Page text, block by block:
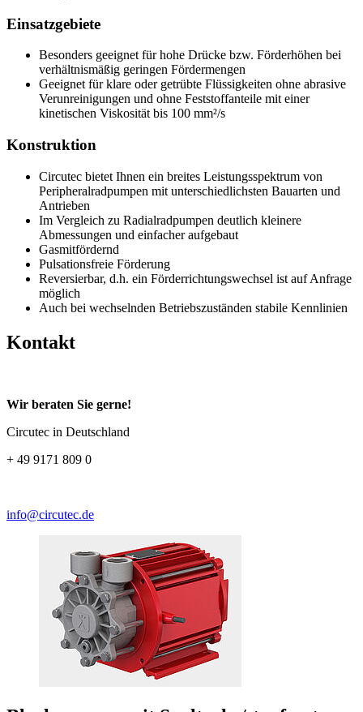
Einsatzgebiete
Besonders geeignet für hohe Drücke bzw. Förderhöhen bei
verhältnismäßig geringen Fördermengen
Geeignet für klare oder getrübte Flüssigkeiten ohne abrasive
Verunreinigungen und ohne Feststoffanteile mit einer
kinetischen Viskosität bis 100 mm²/s
Konstruktion
Circutec bietet Ihnen ein breites Leistungsspektrum von
Peripheralradpumpen mit unterschiedlichsten Bauarten und
Antrieben
Im Vergleich zu Radialradpumpen deutlich kleinere
Abmessungen und einfacher aufgebaut
Gasmitfördernd
Pulsationsfreie Förderung
Reversierbar, d.h. ein Förderrichtungswechsel ist auf Anfrage
möglich
Auch bei wechselnden Betriebszuständen stabile Kennlinien
Kontakt
Wir beraten Sie gerne!
Circutec in Deutschland
+ 49 9171 809 0
info@circutec.de